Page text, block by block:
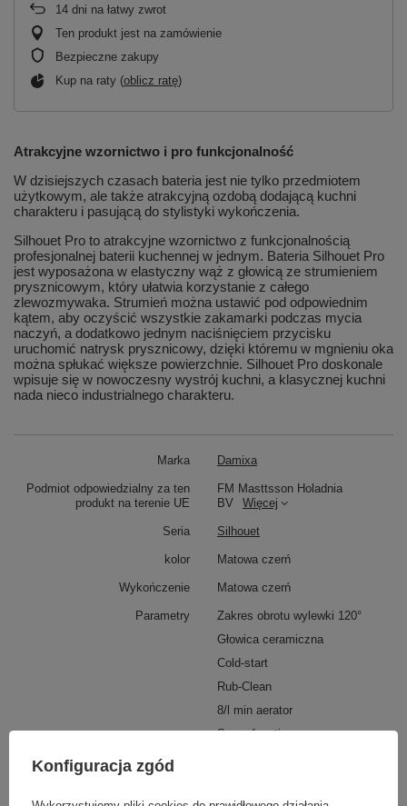
14 dni na łatwy zwrot
Ten produkt jest na zamówienie
Bezpieczne zakupy
Kup na raty (oblicz ratę)
Atrakcyjne wzornictwo i pro funkcjonalność
W dzisiejszych czasach bateria jest nie tylko przedmiotem
użytkowym, ale także atrakcyjną ozdobą dodającą kuchni
charakteru i pasującą do stylistyki wykończenia.
Silhouet Pro to atrakcyjne wzornictwo z funkcjonalnością
profesjonalnej baterii kuchennej w jednym. Bateria Silhouet Pro
jest wyposażona w elastyczny wąż z głowicą ze strumieniem
prysznicowym, który ułatwia korzystanie z całego
zlewozmywaka. Strumień można ustawić pod odpowiednim
kątem, aby oczyścić wszystkie zakamarki podczas mycia
naczyń, a dodatkowo jednym naciśnięciem przycisku
uruchomić natrysk prysznicowy, dzięki któremu w mgnieniu oka
można spłukać większe powierzchnie. Silhouet Pro doskonale
wpisuje się w nowoczesny wystrój kuchni, a klasycznej kuchni
nada nieco industrialnego charakteru.
Marka Damixa
Podmiot odpowiedzialny za ten
produkt na terenie UE
FM Masttsson Holadnia
BV
Więcej
Seria Silhouet
kolor Matowa czerń
Wykończenie Matowa czerń
Parametry
Zakres obrotu wylewki 120°
Głowica ceramiczna
Cold-start
Rub-Clean
8/l min aerator
Spray function
o czas oczekiwania i dostępność
Konfiguracja zgód